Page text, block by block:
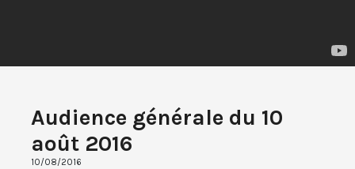
Audience générale du 10
août 2016
10/08/2016